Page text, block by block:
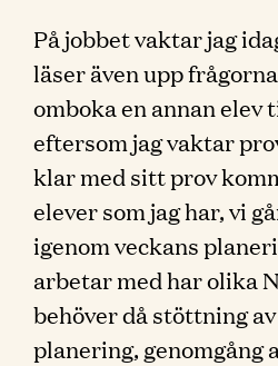
På jobbet vaktar jag
läser även upp
omboka en annan elev
eftersom jag vaktar
klar med sitt prov
elever som jag har, vi
igenom veckans
arbetar med har olika
behöver då stöttning
planering, genomgång